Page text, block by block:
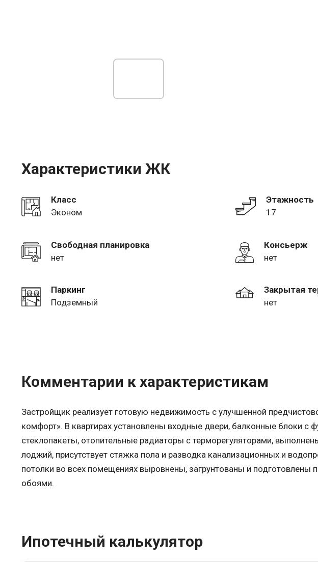
Характеристики ЖК
Класс
Эконом
Этажность
17
Свободная планировка
нет
Консьерж
нет
Паркинг
Подземный
Закрытая
нет
Комментарии к характеристикам
Застройщик реализует готовую недвижимость с улучшенной
комфорт». В квартирах установлены входные двери, балконные блоки с
стеклопакеты, отопительные радиаторы с терморегуляторами,
лоджий, присутствует стяжка пола и разводка канализационных и
потолки во всех помещениях выровнены, загрунтованы и подготовлены
обоями.
Ипотечный калькулятор